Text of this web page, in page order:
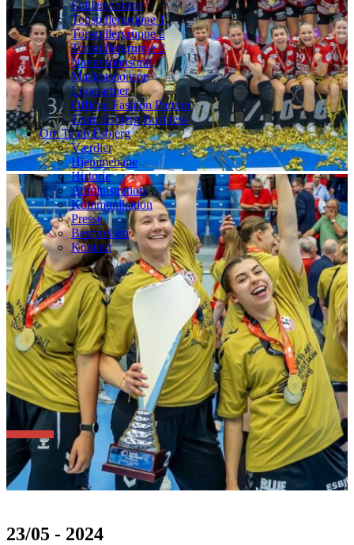
Spillersponsor
Topspillergruppe 1
Topspillergruppe 2
Topspillergruppe 3
Navnesponsorat
Maskotsponsor
Ligapartner
Official Fashion Partner
Team Esbjerg Business
Om Team Esbjerg
Værdier
Hjemmebane
Historie
Administration
Kommunikation
Presse
Bestyrelsen
Kontakt
23/05 - 2024